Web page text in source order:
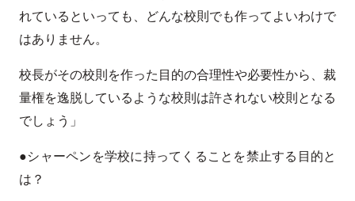
れているといっても、どんな校則でも作ってよいわけで
はありません。
校長がその校則を作った目的の合理性や必要性から、裁
量権を逸脱しているような校則は許されない校則となる
でしょう」
●シャーペンを学校に持ってくることを禁止する目的と
は？